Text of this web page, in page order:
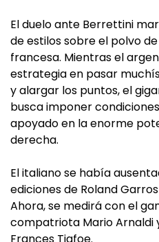
El duelo ante Berrettini
de estilos sobre el polvo
francesa. Mientras el
estrategia en pasar
y alargar los puntos, el
busca imponer
apoyado en la enorme
derecha.
El italiano se había
ediciones de Roland
Ahora, se medirá con el
compatriota Mario Arnaldi